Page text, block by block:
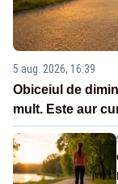
5 aug. 2026, 16:39
Obiceiul de
mult. Este aur